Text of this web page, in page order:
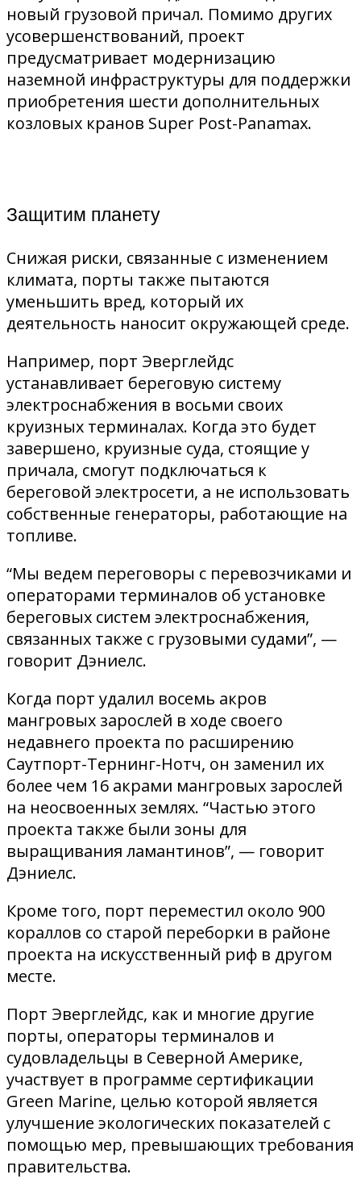
новый грузовой причал. Помимо других
усовершенствований, проект
предусматривает модернизацию
наземной инфраструктуры для поддержки
приобретения шести дополнительных
козловых кранов Super Post-Panamax.
Защитим планету
Снижая риски, связанные с изменением
климата, порты также пытаются
уменьшить вред, который их
деятельность наносит окружающей среде.
Например, порт Эверглейдс
устанавливает береговую систему
электроснабжения в восьми своих
круизных терминалах. Когда это будет
завершено, круизные суда, стоящие у
причала, смогут подключаться к
береговой электросети, а не использовать
собственные генераторы, работающие на
топливе.
“Мы ведем переговоры с перевозчиками и
операторами терминалов об установке
береговых систем электроснабжения,
связанных также с грузовыми судами”, —
говорит Дэниелс.
Когда порт удалил восемь акров
мангровых зарослей в ходе своего
недавнего проекта по расширению
Саутпорт-Тернинг-Нотч, он заменил их
более чем 16 акрами мангровых зарослей
на неосвоенных землях. “Частью этого
проекта также были зоны для
выращивания ламантинов”, — говорит
Дэниелс.
Кроме того, порт переместил около 900
кораллов со старой переборки в районе
проекта на искусственный риф в другом
месте.
Порт Эверглейдс, как и многие другие
порты, операторы терминалов и
судовладельцы в Северной Америке,
участвует в программе сертификации
Green Marine, целью которой является
улучшение экологических показателей с
помощью мер, превышающих требования
правительства.